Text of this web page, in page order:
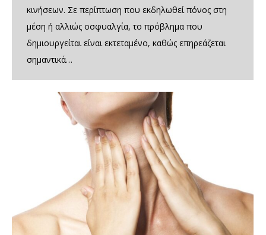
κινήσεων. Σε περίπτωση που εκδηλωθεί πόνος στη
μέση ή αλλιώς οσφυαλγία, το πρόβλημα που
δημιουργείται είναι εκτεταμένο, καθώς επηρεάζεται
σημαντικά…